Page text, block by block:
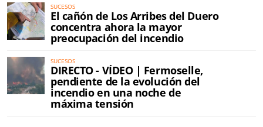
SUCESOS
El cañón de Los Arribes del Duero
concentra ahora la mayor
preocupación del incendio
SUCESOS
DIRECTO - VÍDEO | Fermoselle,
pendiente de la evolución del
incendio en una noche de
máxima tensión